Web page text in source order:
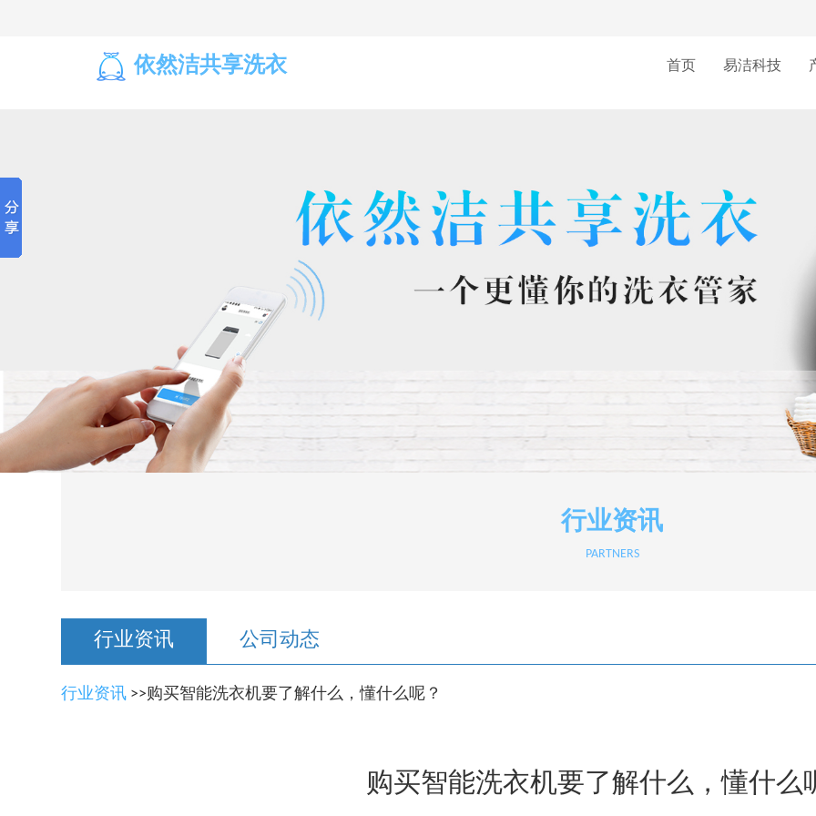
依然洁共享洗衣 首页 易洁科技
行业资讯
PARTNERS
行业资讯 公司动态
行业资讯 >>购买智能洗衣机要了解什么，懂什么呢？
购买智能洗衣机要了解什么，懂什么